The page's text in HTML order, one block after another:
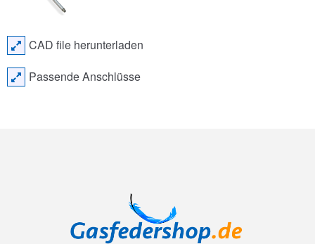
CAD file herunterladen
Passende Anschlüsse